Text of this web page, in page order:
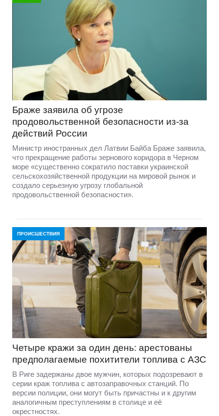
Браже заявила об угрозе
продовольственной безопасности из-за
действий России
Министр иностранных дел Латвии Байба Браже заявила,
что прекращение работы зернового коридора в Черном
море «существенно сократило поставки украинской
сельскохозяйственной продукции на мировой рынок и
создало серьезную угрозу глобальной
продовольственной безопасности».
ПРОИСШЕСТВИЯ
Четыре кражи за один день: арестованы
предполагаемые похитители топлива с АЗС
В Риге задержаны двое мужчин, которых подозревают в
серии краж топлива с автозаправочных станций. По
версии полиции, они могут быть причастны и к другим
аналогичным преступлениям в столице и её
окрестностях.